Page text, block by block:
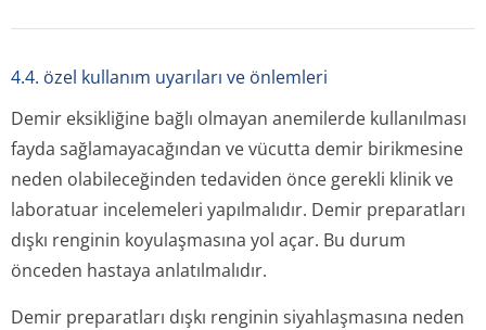
4.4. özel kullanım uyarıları ve önlemleri
Demir eksikliğine bağlı olmayan anemilerde kullanılması
fayda sağlamayacağından ve vücutta demir birikmesine
neden olabileceğinden tedaviden önce gerekli klinik ve
laboratuar incelemeleri yapılmalıdır. Demir preparatları
dışkı renginin koyulaşmasına yol açar. Bu durum
önceden hastaya anlatılmalıdır.
Demir preparatları dışkı renginin siyahlaşmasına neden